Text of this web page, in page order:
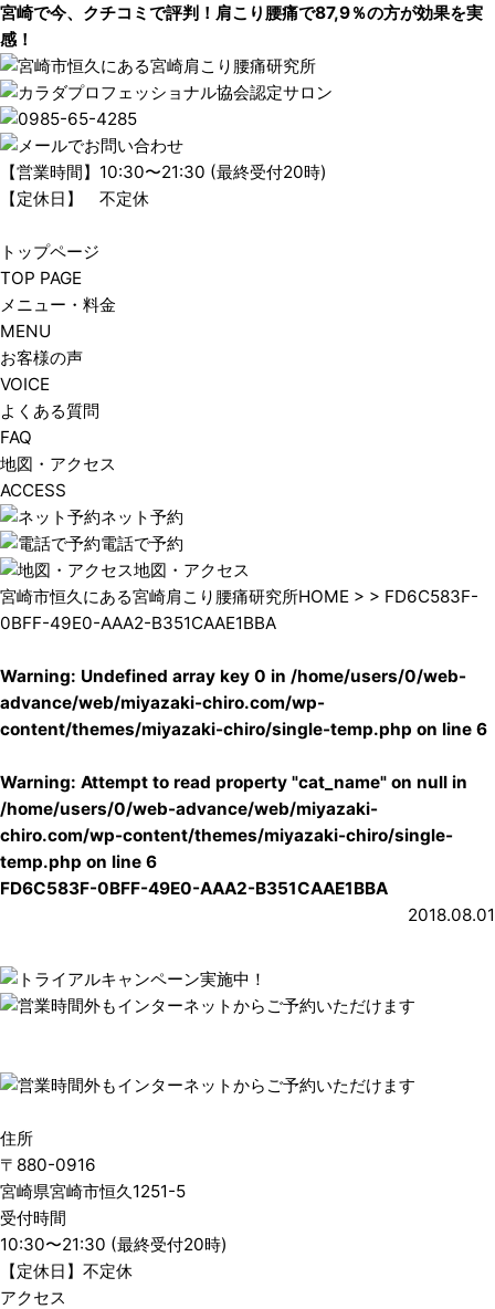
宮崎で今、クチコミで評判！肩こり腰痛で87,9％の方が効果を実
感！
【営業時間】10:30〜21:30 (最終受付20時)
【定休日】 不定休
トップページ
TOP PAGE
メニュー・料金
MENU
お客様の声
VOICE
よくある質問
FAQ
地図・アクセス
ACCESS
ネット予約
電話で予約
地図・アクセス
宮崎市恒久にある宮崎肩こり腰痛研究所HOME > > FD6C583F-
0BFF-49E0-AAA2-B351CAAE1BBA
Warning: Undefined array key 0 in /home/users/0/web-
advance/web/miyazaki-chiro.com/wp-
content/themes/miyazaki-chiro/single-temp.php on line 6
Warning: Attempt to read property "cat_name" on null in
/home/users/0/web-advance/web/miyazaki-
chiro.com/wp-content/themes/miyazaki-chiro/single-
temp.php on line 6
FD6C583F-0BFF-49E0-AAA2-B351CAAE1BBA
2018.08.01
住所
〒880-0916
宮崎県宮崎市恒久1251-5
受付時間
10:30〜21:30 (最終受付20時)
【定休日】不定休
アクセス